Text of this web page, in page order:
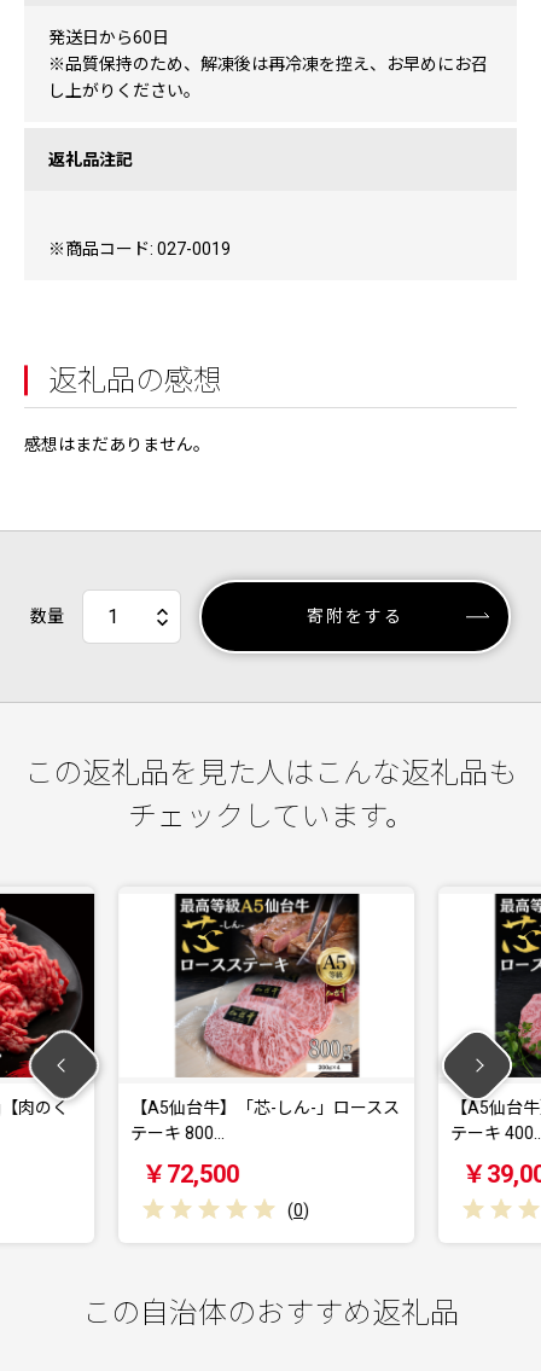
発送日から60日
※品質保持のため、解凍後は再冷凍を控え、お早めにお召
し上がりください。
返礼品注記
※商品コード: 027-0019
返礼品の感想
感想はまだありません。
数量 寄附をする
この返礼品を見た人はこんな返礼品も
チェックしています。
-しん-」ロースス
【A5仙台牛】「芯-しん-」ロースス
テーキ 400…
￥39,000
【
テ
この自治体のおすすめ返礼品